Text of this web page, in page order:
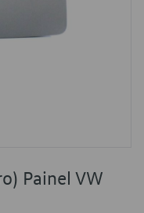
Painel VW